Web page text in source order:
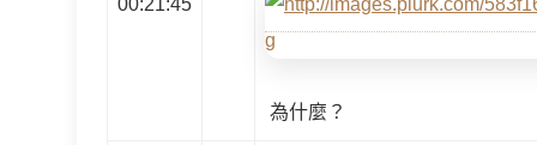
00:21:45
為什麼？